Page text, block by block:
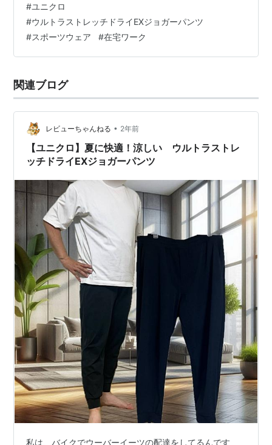
のです😂 スポーツやカジュアルな日常着に最適なジョガ
ーパンツをお探しの方に、ぜひおすすめしたいです！今
回は、このジョガーパンツの魅力を徹底解説します。 1.
抜群のストレッチ性と動きやすさ 最大の特徴は、優れた
チ」素材が使用されており、ど…
#ユニクロ
#ウルトラストレッチドライEXジョガーパンツ
#スポーツウェア #在宅ワーク
関連ブログ
レビューちゃんねる • 2年前
【ユニクロ】夏に快適！涼しい ウルトラストレ
ッチドライEXジョガーパンツ
私は、バイクでウーバーイーツの配達をしてるんです